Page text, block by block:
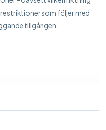
som följer med
tillgången.